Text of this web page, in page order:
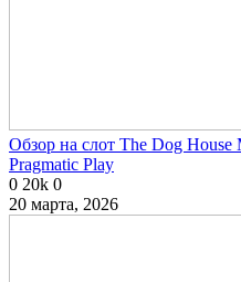
Обзор на слот The Dog
Pragmatic Play
0 20k 0
20 марта, 2026